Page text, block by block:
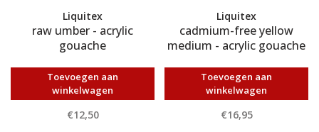
Liquitex
raw umber - acrylic
gouache
Toevoegen aan
winkelwagen
€12,50
Liquitex
cadmium-free yellow
medium - acrylic gouache
Toevoegen aan
winkelwagen
€16,95